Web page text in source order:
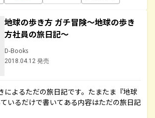
地球の歩き方 ガチ冒険～地球の歩き
方社員の旅日記～
D-Books
2018.04.12 発売
によるただの旅日記です。たまたま『地球
いるだけで書いてある内容はただの旅日記